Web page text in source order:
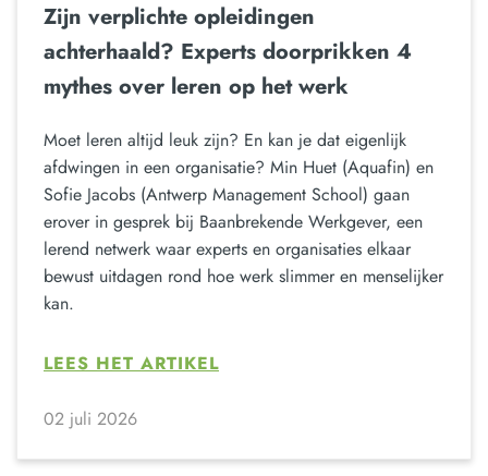
Zijn verplichte opleidingen
achterhaald? Experts doorprikken 4
mythes over leren op het werk
Moet leren altijd leuk zijn? En kan je dat eigenlijk
afdwingen in een organisatie? Min Huet (Aquafin) en
Sofie Jacobs (Antwerp Management School) gaan
erover in gesprek bij Baanbrekende Werkgever, een
lerend netwerk waar experts en organisaties elkaar
bewust uitdagen rond hoe werk slimmer en menselijker
kan.
LEES HET ARTIKEL
02 juli 2026